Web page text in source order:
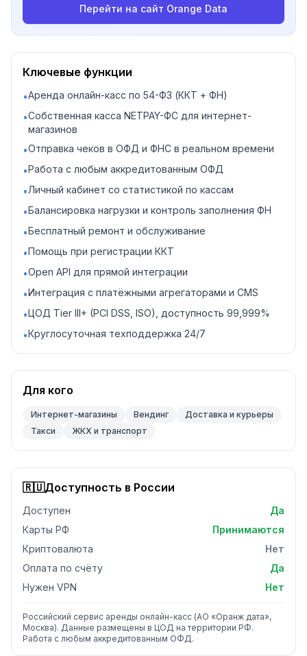
Перейти на сайт Orange Data
Ключевые функции
•Аренда онлайн-касс по 54-ФЗ (ККТ + ФН)
•Собственная касса NETPAY-ФС для интернет-
магазинов
•Отправка чеков в ОФД и ФНС в реальном времени
•Работа с любым аккредитованным ОФД
•Личный кабинет со статистикой по кассам
•Балансировка нагрузки и контроль заполнения ФН
•Бесплатный ремонт и обслуживание
•Помощь при регистрации ККТ
•Open API для прямой интеграции
•Интеграция с платёжными агрегаторами и CMS
•ЦОД Tier III+ (PCI DSS, ISO), доступность 99,999%
•Круглосуточная техподдержка 24/7
Для кого
Интернет-магазины Вендинг
Доставка и курьеры
Такси
ЖКХ и транспорт
🇷🇺Доступность в России
Доступен
Да
Карты РФ
Принимаются
Криптовалюта
Нет
Оплата по счёту
Да
Нужен VPN
Нет
Российский сервис аренды онлайн-касс (АО «Оранж дата»,
Москва). Данные размещены в ЦОД на территории РФ.
Работа с любым аккредитованным ОФД.